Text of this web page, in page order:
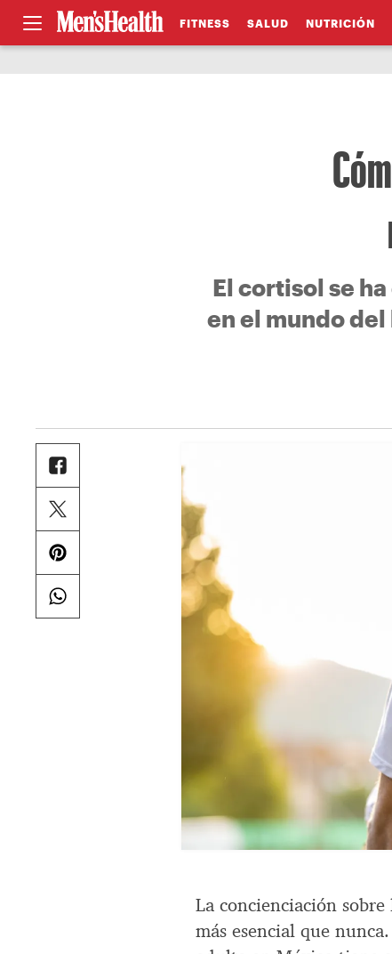
FITNESS SALUD NUTRICIÓN
El cortisol se
en el mundo
La concienciación
más esencial que